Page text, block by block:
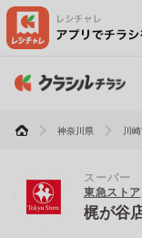
神奈川県 川
スーパー
東急ストア
梶が谷